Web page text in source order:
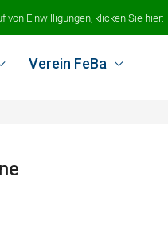
Verein FeBa
von Einwilligungen, klicken Sie hier: